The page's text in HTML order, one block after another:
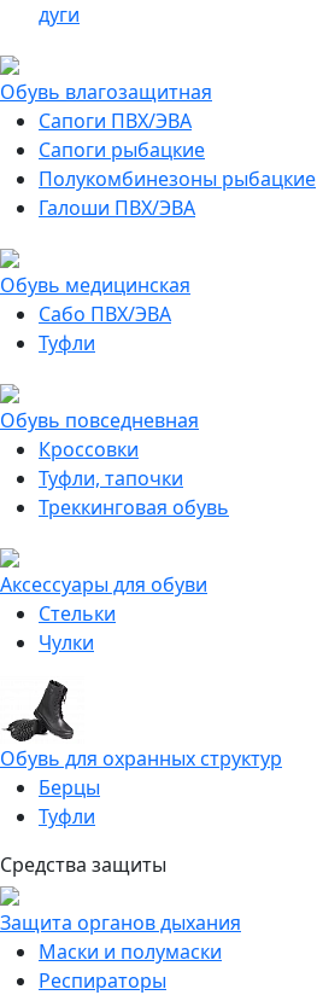
дуги
Обувь влагозащитная
Сапоги ПВХ/ЭВА
Сапоги рыбацкие
Полукомбинезоны рыбацкие
Галоши ПВХ/ЭВА
Обувь медицинская
Сабо ПВХ/ЭВА
Туфли
Обувь повседневная
Кроссовки
Туфли, тапочки
Треккинговая обувь
Аксессуары для обуви
Стельки
Чулки
Обувь для охранных структур
Берцы
Туфли
Средства защиты
Защита органов дыхания
Маски и полумаски
Респираторы